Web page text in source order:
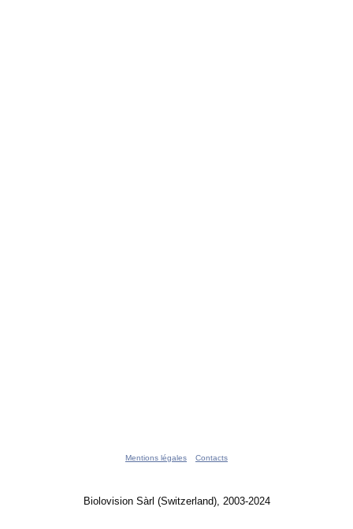
Mentions légales Contacts
Biolovision Sàrl (Switzerland), 2003-2024